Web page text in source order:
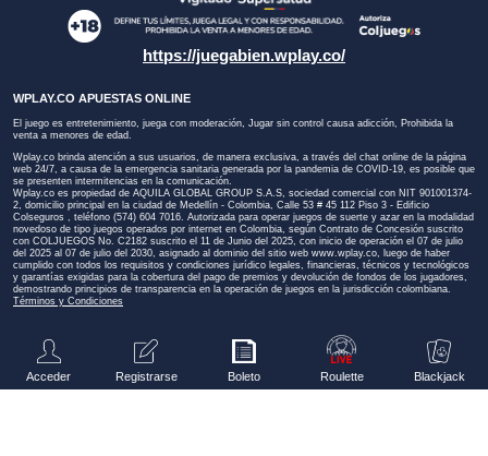
https://juegabien.wplay.co/
WPLAY.CO APUESTAS ONLINE
El juego es entretenimiento, juega con moderación, Jugar sin control causa adicción, Prohibida la
venta a menores de edad.
Wplay.co brinda atención a sus usuarios, de manera exclusiva, a través del chat online de la página
web 24/7, a causa de la emergencia sanitaria generada por la pandemia de COVID-19, es posible que
se presenten intermitencias en la comunicación.
Wplay.co es propiedad de AQUILA GLOBAL GROUP S.A.S, sociedad comercial con NIT 901001374-
2, domicilio principal en la ciudad de Medellín - Colombia, Calle 53 # 45 112 Piso 3 - Edificio
Colseguros , teléfono (574) 604 7016. Autorizada para operar juegos de suerte y azar en la modalidad
novedoso de tipo juegos operados por internet en Colombia, según Contrato de Concesión suscrito
con COLJUEGOS No. C2182 suscrito el 11 de Junio del 2025, con inicio de operación el 07 de julio
del 2025 al 07 de julio del 2030, asignado al dominio del sitio web www.wplay.co, luego de haber
cumplido con todos los requisitos y condiciones jurídico legales, financieras, técnicos y tecnológicos
y garantías exigidas para la cobertura del pago de premios y devolución de fondos de los jugadores,
demostrando principios de transparencia en la operación de juegos en la jurisdicción colombiana.
Términos y Condiciones
Acceder Registrarse Boleto Roulette Blackjack